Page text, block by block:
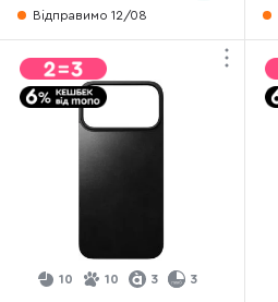
Відправимо 12/08
10 10 3 3